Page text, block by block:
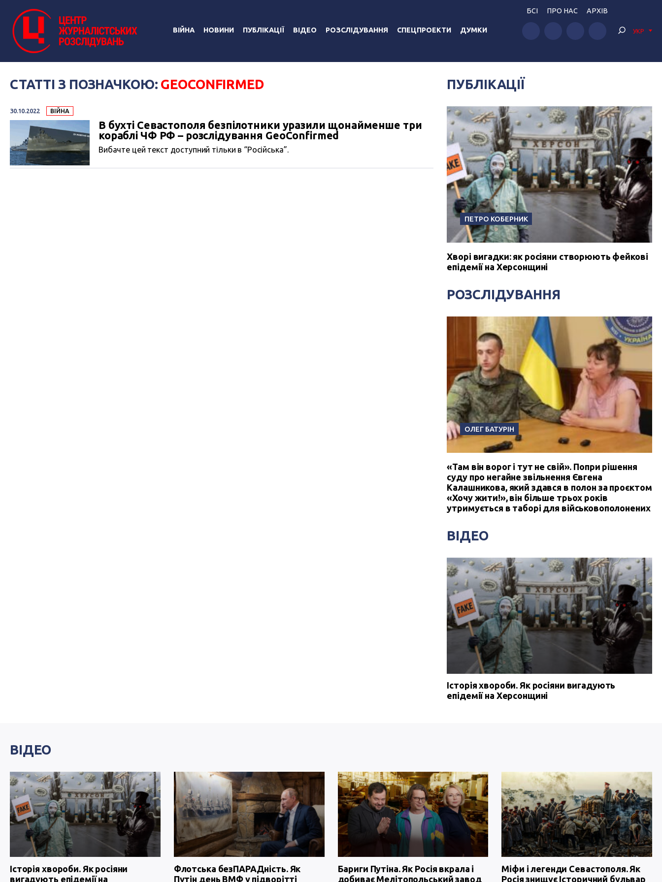
ВІЙНА НОВИНИ ПУБЛІКАЦІЇ ВІДЕО РОЗСЛІДУВАННЯ СПЕЦПРОЕКТИ ДУМКИ
БСІ ПРО НАС АРХІВ
УКР
СТАТТІ З ПОЗНАЧКОЮ: GEOCONFIRMED
30.10.2022 ВІЙНА
В бухті Севастополя безпілотники уразили щонайменше три
кораблі ЧФ РФ – розслідування GeoConfirmed
Вибачте цей текст доступний тільки в “Російська”.
ПУБЛІКАЦІЇ
ПЕТРО КОБЕРНИК
Хворі вигадки: як росіяни створюють фейкові
епідемії на Херсонщині
РОЗСЛІДУВАННЯ
ОЛЕГ БАТУРІН
«Там він ворог і тут не свій». Попри рішення
суду про негайне звільнення Євгена
Калашникова, який здався в полон за проєктом
«Хочу жити!», він більше трьох років
утримується в таборі для військовополонених
ВІДЕО
Історія хвороби. Як росіяни вигадують
епідемії на Херсонщині
ВІДЕО
Історія хвороби. Як росіяни
вигадують епідемії на
Флотська безПАРАДність. Як
Путін день ВМФ у підворітті
Бариги Путіна. Як Росія вкрала і
добиває Мелітопольський завод
Міфи і легенди Севастополя. Як
Росія знищує Історичний бульвар